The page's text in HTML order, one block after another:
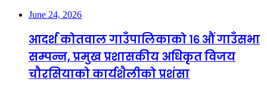
June 24, 2026
आदर्श कोतवाल गाउँपालिकाको १६ औं गाउँसभा
सम्पन्न, प्रमुख प्रशासकीय अधिकृत विजय
चौरसियाको कार्यशैलीको प्रशंसा